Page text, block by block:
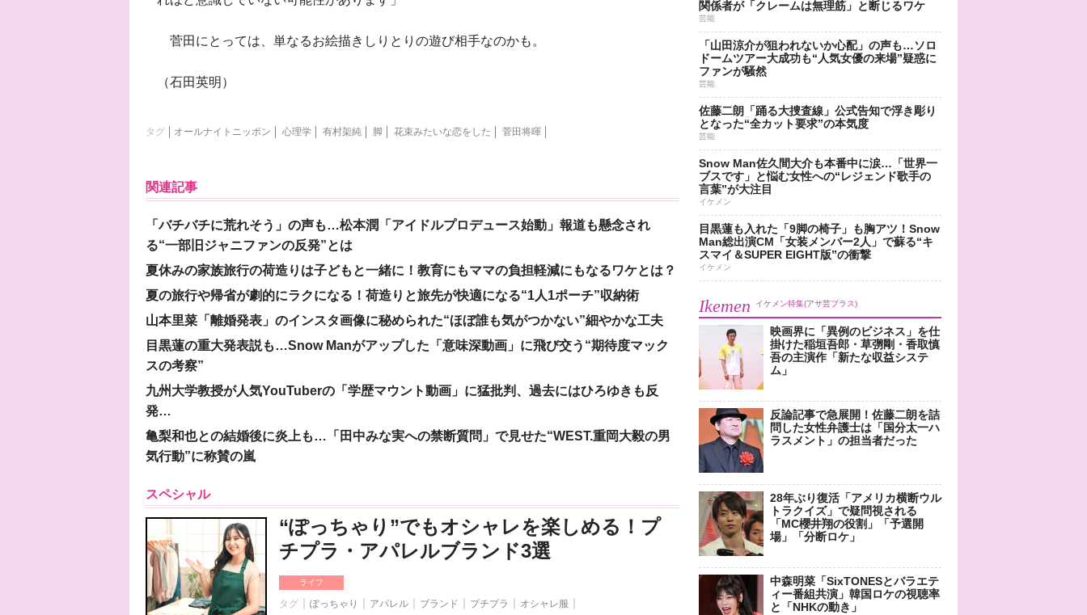
菅田にとっては、単なるお絵描きしりとりの遊び相手なのかも。
（石田英明）
タグ オールナイトニッポン 心理学 有村架純 脚 花束みたいな恋をした 菅田将暉
関連記事
「バチバチに荒れそう」の声も…松本潤「アイドルプロデュース始動」報道も懸念され
る“一部旧ジャニファンの反発”とは
夏休みの家族旅行の荷造りは子どもと一緒に！教育にもママの負担軽減にもなるワケとは？
夏の旅行や帰省が劇的にラクになる！荷造りと旅先が快適になる“1人1ポーチ”収納術
山本里菜「離婚発表」のインスタ画像に秘められた“ほぼ誰も気がつかない”細やかな工夫
目黒蓮の重大発表説も…Snow Manがアップした「意味深動画」に飛び交う“期待度マック
スの考察”
九州大学教授が人気YouTuberの「学歴マウント動画」に猛批判、過去にはひろゆきも反
発…
亀梨和也との結婚後に炎上も…「田中みな実への禁断質問」で見せた“WEST.重岡大毅の男
気行動”に称賛の嵐
スペシャル
“ぽっちゃり”でもオシャレを楽しめる！プ
チプラ・アパレルブランド3選
ライフ
タグ ぽっちゃり アパレル ブランド プチプラ
オシャレ服
関係者が「クレームは無理筋」と断じるワケ
芸能
「山田涼介が狙われないか心配」の声も…ソロ
ドームツアー大成功も“人気女優の来場”疑惑に
ファンが騒然
芸能
佐藤二朗「踊る大捜査線」公式告知で浮き彫り
となった“全カット要求”の本気度
芸能
Snow Man佐久間大介も本番中に涙…「世界一
ブスです」と悩む女性への“レジェンド歌手の
言葉”が大注目
イケメン
目黒蓮も入れた「9脚の椅子」も胸アツ！Snow
Man総出演CM「女装メンバー2人」で蘇る“キ
スマイ＆SUPER EIGHT版”の衝撃
イケメン
Ikemen イケメン特集(アサ芸プラス)
映画界に「異例のビジネス」を仕
掛けた稲垣吾郎・草彅剛・香取慎
吾の主演作「新たな収益システ
ム」
反論記事で急展開！佐藤二朗を詰
問した女性弁護士は「国分太一ハ
ラスメント」の担当者だった
28年ぶり復活「アメリカ横断ウル
トラクイズ」で疑問視される
「MC櫻井翔の役割」「予選開
場」「分断ロケ」
中森明菜「SixTONESとバラエテ
ィー番組共演」韓国ロケの視聴率
と「NHKの動き」